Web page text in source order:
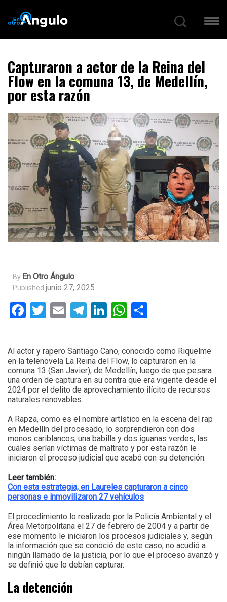
Capturaron a actor de la Reina del
Flow en la comuna 13, de Medellín,
por esta razón
By En Otro Ángulo
Published junio 27, 2025
Facebook
Twitter
EmailTelegram
LinkedIn
WhatsApp
Al actor y rapero Santiago Cano, conocido como Riquelme
en la telenovela La Reina del Flow, lo capturaron en la
comuna 13 (San Javier), de Medellín, luego de que pesara
una orden de captura en su contra que era vigente desde el
2024 por el delito de aprovechamiento ilícito de recursos
naturales renovables.
A Rapza, como es el nombre artístico en la escena del rap
en Medellín del procesado, lo sorprendieron con dos
monos cariblancos, una babilla y dos iguanas verdes, las
cuales serían víctimas de maltrato y por esta razón le
iniciaron el proceso judicial que acabó con su detención.
Leer también:
Con esta estrategia, en Laureles capturaron a cinco
personas e inmovilizaron 27 vehículos
El procedimiento lo realizado por la Policía Ambiental y el
Área Metorpolitana el 27 de febrero de 2004 y a partir de
ese momento le iniciaron los procesos judiciales y, según
la información que se conoció de este caso, no acudió a
ningún llamado de la justicia, por lo que el proceso avanzó y
se definió que lo debían capturar.
La detención